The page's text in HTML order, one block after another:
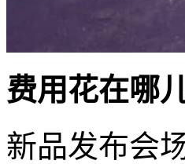
费用花在哪儿
新品发布会